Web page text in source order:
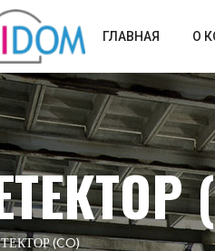
ГЛАВНАЯ О
(CO)